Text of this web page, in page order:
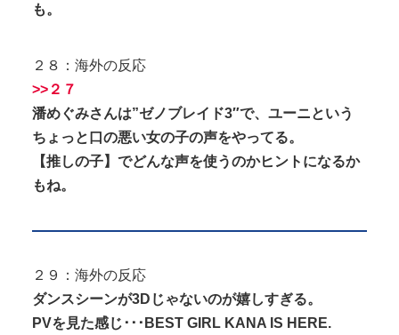
も。
２８：海外の反応
>>２７
潘めぐみさんは”ゼノブレイド3″で、ユーニという
ちょっと口の悪い女の子の声をやってる。
【推しの子】でどんな声を使うのかヒントになるか
もね。
２９：海外の反応
ダンスシーンが3Dじゃないのが嬉しすぎる。
PVを見た感じ･･･BEST GIRL KANA IS HERE.